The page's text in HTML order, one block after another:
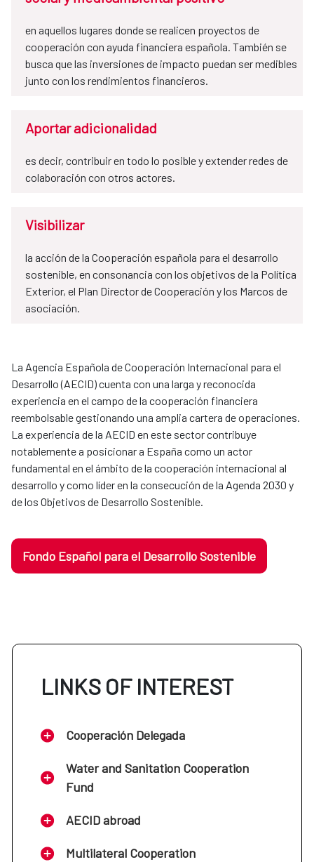
en aquellos lugares donde se realicen proyectos de
cooperación con ayuda financiera española. También se
busca que las inversiones de impacto puedan ser medibles
junto con los rendimientos financieros.
Aportar adicionalidad
es decir, contribuir en todo lo posible y extender redes de
colaboración con otros actores.
Visibilizar
la acción de la Cooperación española para el desarrollo
sostenible, en consonancia con los objetivos de la Política
Exterior, el Plan Director de Cooperación y los Marcos de
asociación.
La Agencia Española de Cooperación Internacional para el
Desarrollo (AECID) cuenta con una larga y reconocida
experiencia en el campo de la cooperación financiera
reembolsable gestionando una amplia cartera de operaciones.
La experiencia de la AECID en este sector contribuye
notablemente a posicionar a España como un actor
fundamental en el ámbito de la cooperación internacional al
desarrollo y como líder en la consecución de la Agenda 2030 y
de los Objetivos de Desarrollo Sostenible.
Fondo Español para el Desarrollo Sostenible
LINKS OF INTEREST
Cooperación Delegada
Water and Sanitation Cooperation
Fund
AECID abroad
Multilateral Cooperation